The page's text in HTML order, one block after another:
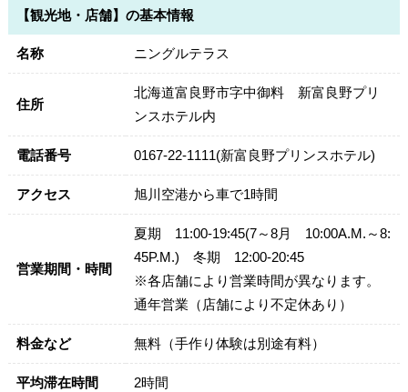
【観光地・店舗】の基本情報
名称 ニングルテラス
住所
北海道富良野市字中御料 新富良野プリ
ンスホテル内
電話番号 0167-22-1111(新富良野プリンスホテル)
アクセス 旭川空港から車で1時間
営業期間・時間
夏期 11:00-19:45(7～8月 10:00A.M.～8:
45P.M.) 冬期 12:00-20:45
※各店舗により営業時間が異なります。
通年営業（店舗により不定休あり）
料金など 無料（手作り体験は別途有料）
平均滞在時間 2時間